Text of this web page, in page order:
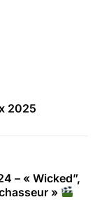
2025
– « Wicked”,
»